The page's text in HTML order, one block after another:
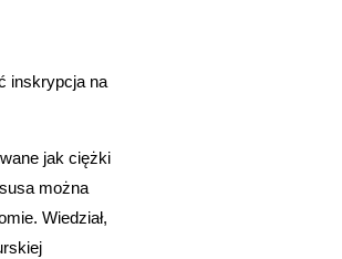
inskrypcja na
jak ciężki
można
Wiedział,